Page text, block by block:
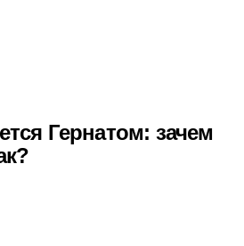
Гернатом: зачем